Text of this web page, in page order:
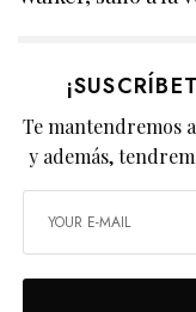
Te mantendremos
y además,